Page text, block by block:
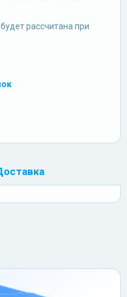
рассчитана при